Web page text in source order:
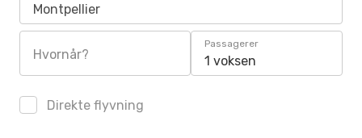
Montpellier
Hvornår?
Passagerer
1 voksen
Direkte flyvning